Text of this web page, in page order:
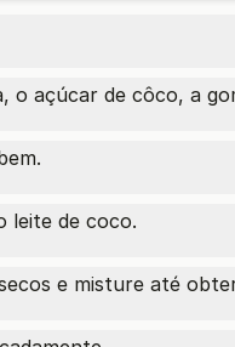
o açúcar de côco, a
leite de coco.
e misture até